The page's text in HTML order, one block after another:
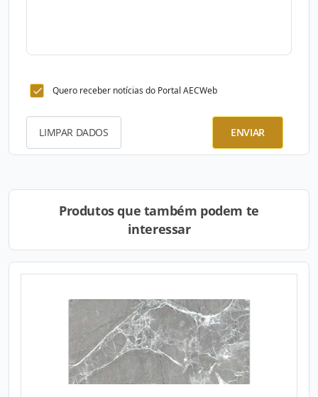
Quero receber notícias do Portal AECWeb
LIMPAR DADOS ENVIAR
Produtos que também podem te
interessar